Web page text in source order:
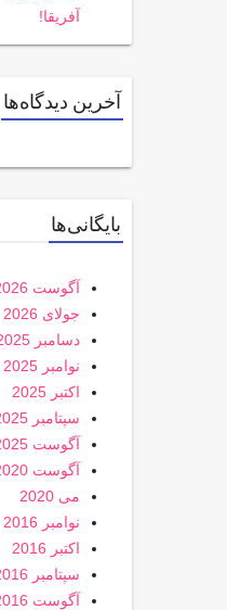
آفریقا!
آخرین دیدگاه‌ها
بایگانی‌ها
آگوست 2026
جولای 2026
دسامبر 2025
نوامبر 2025
اکتبر 2025
سپتامبر 2025
آگوست 2025
آگوست 2020
می 2020
نوامبر 2016
اکتبر 2016
سپتامبر 2016
آگوست 2016